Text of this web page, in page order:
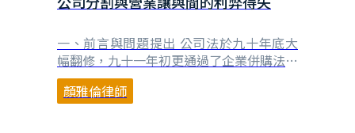
一、前言與問題提出 公司法於九十年底大
幅翻修，九十一年初更通過了企業併購法，
兩法大幅增定並修正了公司組織變動的法律
制度與規範結構。而不論新公司法或企業併
顏雅倫律師